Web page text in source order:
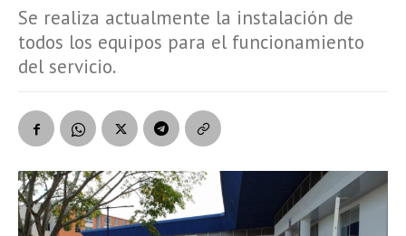
Se realiza actualmente la instalación de
todos los equipos para el funcionamiento
del servicio.